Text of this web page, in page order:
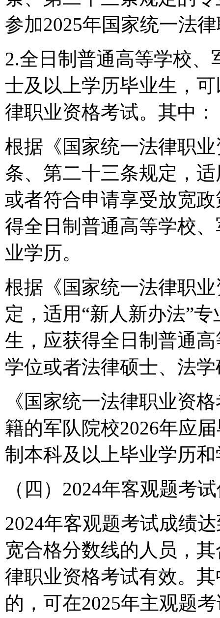
参加2025年国家统一法
2.全日制普通高等学校、
士及以上学历毕业生，
律职业资格考试。其中：
根据《国家统一法律职
条、第二十三条规定，
或者符合申请享受放宽
得全日制普通高等学校
业学历。
根据《国家统一法律职
定，适用“新人新办法”
生，应获得全日制普通
学位或者法律硕士、法
《国家统一法律职业资
籍的军队院校2026年应
制本科及以上毕业学历
（四）2024年客观题考
2024年客观题考试成绩
宽合格分数线的人员，
律职业资格考试有效。
的，可在2025年主观题